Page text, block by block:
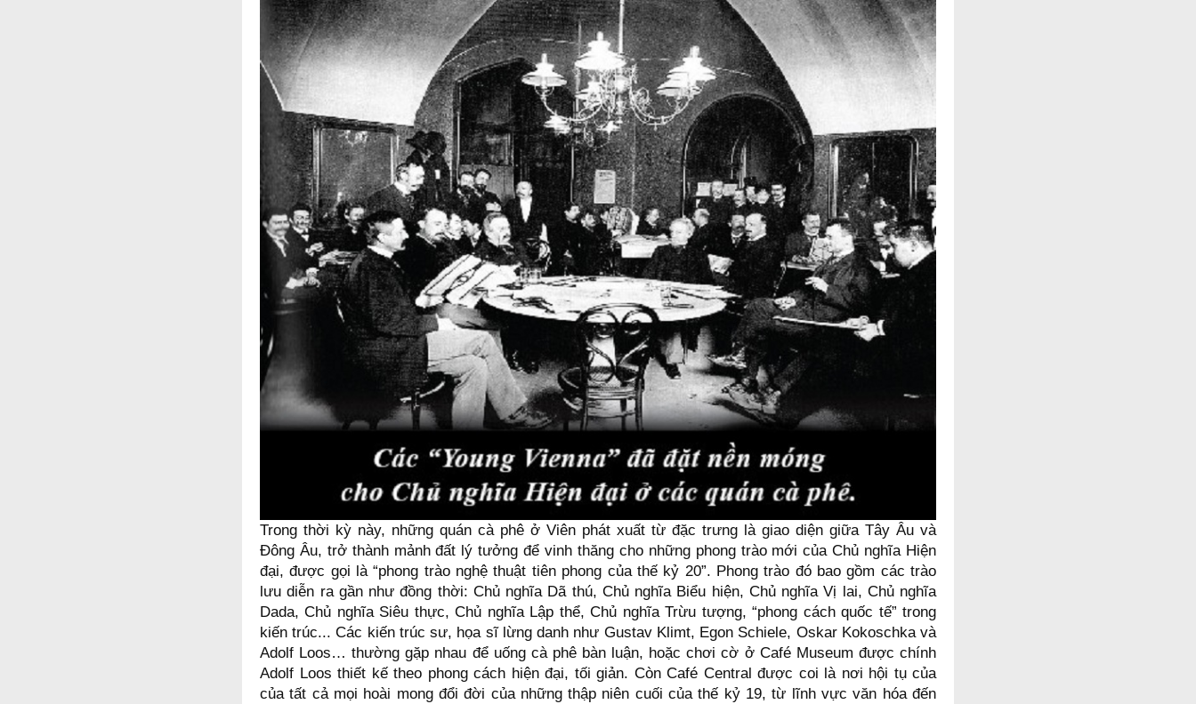
Trong thời kỳ này, những quán cà phê ở Viên phát xuất từ đặc trưng là giao diện giữa Tây Âu và
Đông Âu, trở thành mảnh đất lý tưởng để vinh thăng cho những phong trào mới của Chủ nghĩa Hiện
đại, được gọi là “phong trào nghệ thuật tiên phong của thế kỷ 20”. Phong trào đó bao gồm các trào
lưu diễn ra gần như đồng thời: Chủ nghĩa Dã thú, Chủ nghĩa Biểu hiện, Chủ nghĩa Vị lai, Chủ nghĩa
Dada, Chủ nghĩa Siêu thực, Chủ nghĩa Lập thể, Chủ nghĩa Trừu tượng, “phong cách quốc tế” trong
kiến trúc... Các kiến trúc sư, họa sĩ lừng danh như Gustav Klimt, Egon Schiele, Oskar Kokoschka và
Adolf Loos… thường gặp nhau để uống cà phê bàn luận, hoặc chơi cờ ở Café Museum được chính
Adolf Loos thiết kế theo phong cách hiện đại, tối giản. Còn Café Central được coi là nơi hội tụ của
của tất cả mọi hoài mong đổi đời của những thập niên cuối của thế kỷ 19, từ lĩnh vực văn hóa đến